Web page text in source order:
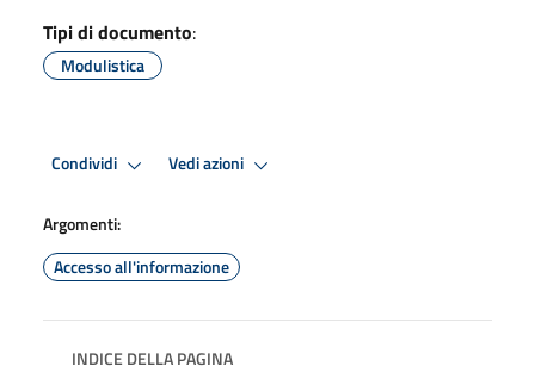
Tipi di documento:
Modulistica
Condividi Vedi azioni
Argomenti:
Accesso all'informazione
INDICE DELLA PAGINA